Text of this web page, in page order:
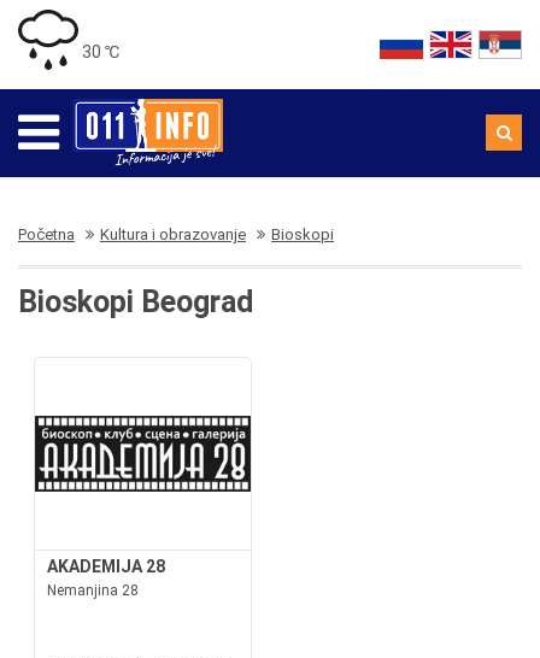
30 ℃
Početna Kultura i obrazovanje Bioskopi
Bioskopi Beograd
AKADEMIJA 28
Nemanjina 28